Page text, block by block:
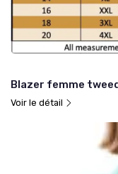
Blazer femme
Voir le détail